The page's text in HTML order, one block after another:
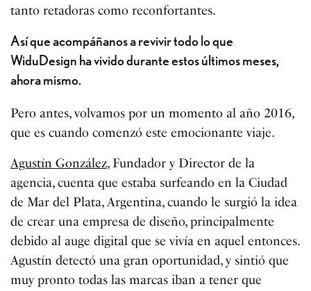
tanto retadoras como reconfortantes.
Así que acompáñanos a revivir todo lo que
WiduDesign ha vivido durante estos últimos meses,
ahora mismo.
Pero antes, volvamos por un momento al año 2016,
que es cuando comenzó este emocionante viaje.
Agustín González, Fundador y Director de la
agencia, cuenta que estaba surfeando en la Ciudad
de Mar del Plata, Argentina, cuando le surgió la idea
de crear una empresa de diseño, principalmente
debido al auge digital que se vivía en aquel entonces.
Agustín detectó una gran oportunidad, y sintió que
muy pronto todas las marcas iban a tener que